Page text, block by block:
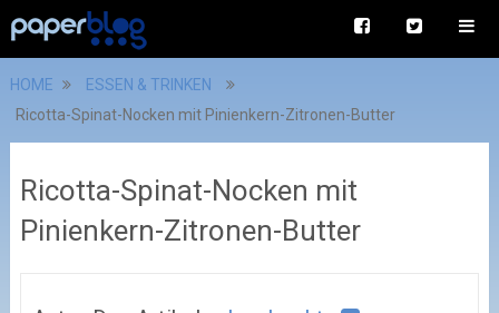
HOME
ESSEN & TRINKEN
Ricotta-Spinat-Nocken mit Pinienkern-Zitronen-Butter
Ricotta-Spinat-Nocken mit
Pinienkern-Zitronen-Butter